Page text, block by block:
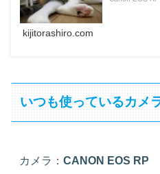
kijitorashiro.com
いつも使っているカメ
カメラ： CANON EOS RP